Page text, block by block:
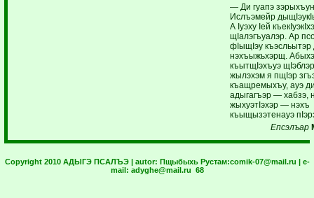
— Ди гуапэ
Ислъэмейр
А Iуэху Iей
щIалэгъуалэр. Ар
фIыщIэу къэсльытэр
нэхъыжьхэрщ.
къытщIэхъуэ
жылэхэм я пщIэр
къащремыхъу, ауэ
адыгагъэр — хабзэ,
жыхуэтIэхэр — нэхъ
къыщызэтенауэ
Епсэлъар
Copyright 2010 АДЫГЭ ПСАЛЪЭ | autor: Пщыбыхь Рустам:comik-07@mail.ru | e-
mail: adyghe@mail.ru 68